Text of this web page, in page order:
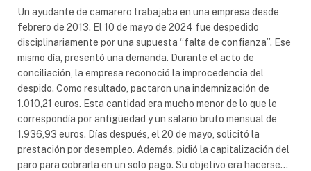
Un ayudante de camarero trabajaba en una empresa desde
febrero de 2013. El 10 de mayo de 2024 fue despedido
disciplinariamente por una supuesta “falta de confianza”. Ese
mismo día, presentó una demanda. Durante el acto de
conciliación, la empresa reconoció la improcedencia del
despido. Como resultado, pactaron una indemnización de
1.010,21 euros. Esta cantidad era mucho menor de lo que le
correspondía por antigüedad y un salario bruto mensual de
1.936,93 euros. Días después, el 20 de mayo, solicitó la
prestación por desempleo. Además, pidió la capitalización del
paro para cobrarla en un solo pago. Su objetivo era hacerse…